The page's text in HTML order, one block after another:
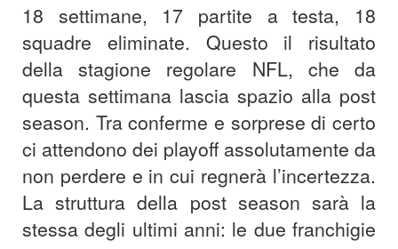
18 settimane, 17 partite a testa, 18
squadre eliminate. Questo il risultato
della stagione regolare NFL, che da
questa settimana lascia spazio alla post
season. Tra conferme e sorprese di certo
ci attendono dei playoff assolutamente da
non perdere e in cui regnerà l’incertezza.
La struttura della post season sarà la
stessa degli ultimi anni: le due franchigie